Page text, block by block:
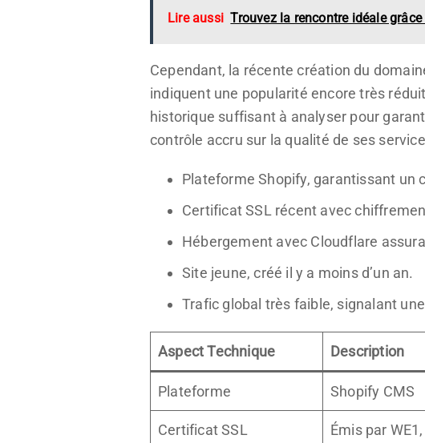
Lire aussi Trouvez la rencontre idéale
Cependant, la récente création du
indiquent une popularité encore très
historique suffisant à analyser pour
contrôle accru sur la qualité de ses
Plateforme Shopify, garantissant un
Certificat SSL récent avec
Hébergement avec Cloudflare
Site jeune, créé il y a moins d’un an.
Trafic global très faible, signalant
Aspect Technique Description
Plateforme Shopify CMS
Certificat SSL Émis par